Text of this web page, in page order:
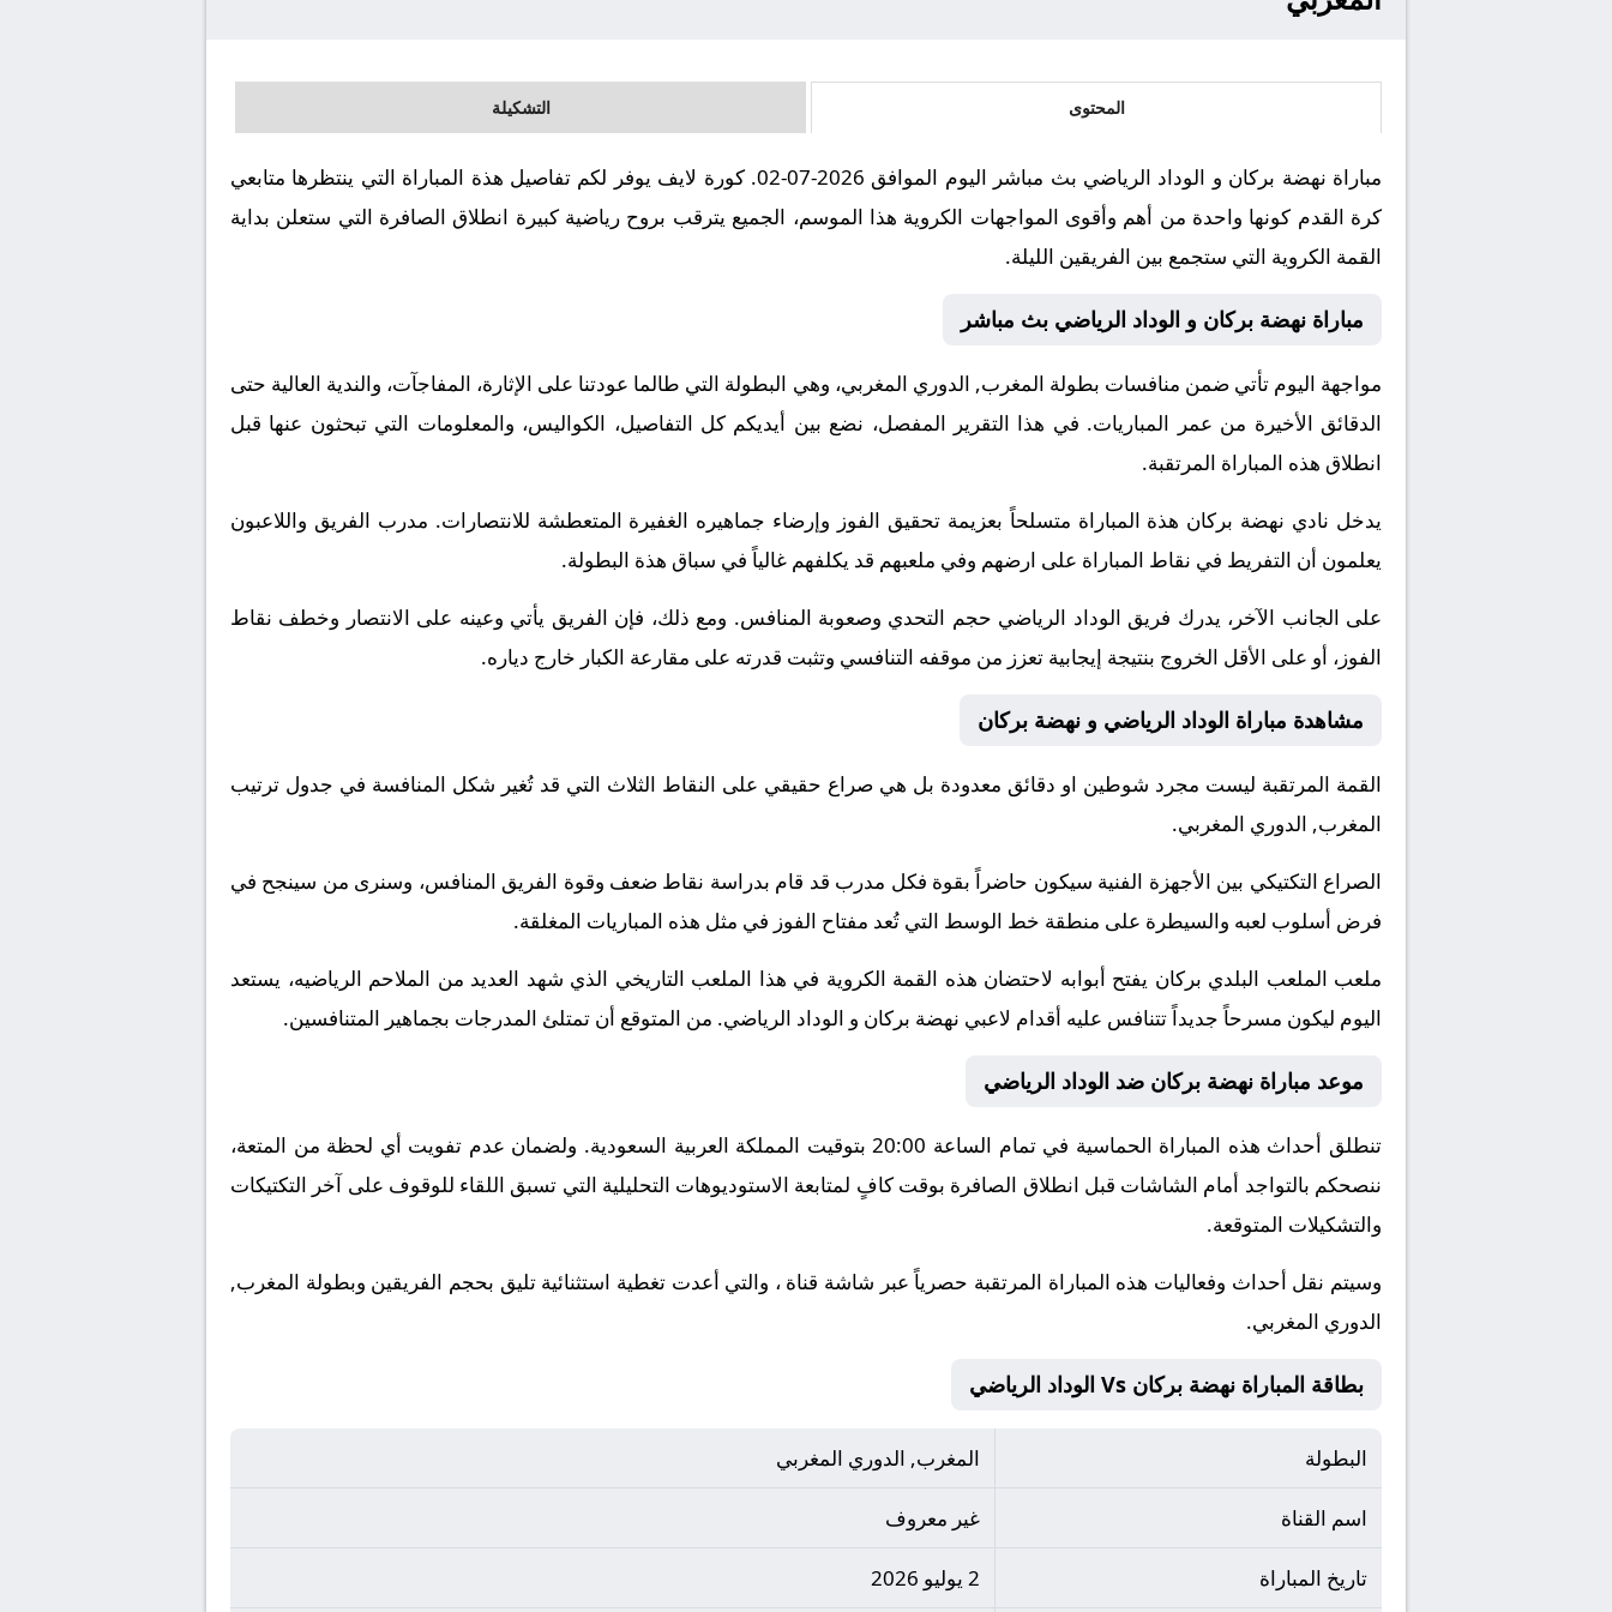
المحتوى التشكيلة
مباراة نهضة بركان و الوداد الرياضي بث مباشر اليوم الموافق 2026-07-02. كورة لايف يوفر لكم تفاصيل هذة المباراة التي ينتظرها متابعي
كرة القدم كونها واحدة من أهم وأقوى المواجهات الكروية هذا الموسم، الجميع يترقب بروح رياضية كبيرة انطلاق الصافرة التي ستعلن بداية
القمة الكروية التي ستجمع بين الفريقين الليلة.
مباراة نهضة بركان و الوداد الرياضي بث مباشر
مواجهة اليوم تأتي ضمن منافسات بطولة المغرب, الدوري المغربي، وهي البطولة التي طالما عودتنا على الإثارة، المفاجآت، والندية العالية حتى
الدقائق الأخيرة من عمر المباريات. في هذا التقرير المفصل، نضع بين أيديكم كل التفاصيل، الكواليس، والمعلومات التي تبحثون عنها قبل
انطلاق هذه المباراة المرتقبة.
يدخل نادي نهضة بركان هذة المباراة متسلحاً بعزيمة تحقيق الفوز وإرضاء جماهيره الغفيرة المتعطشة للانتصارات. مدرب الفريق واللاعبون
يعلمون أن التفريط في نقاط المباراة على ارضهم وفي ملعبهم قد يكلفهم غالياً في سباق هذة البطولة.
على الجانب الآخر، يدرك فريق الوداد الرياضي حجم التحدي وصعوبة المنافس. ومع ذلك، فإن الفريق يأتي وعينه على الانتصار وخطف نقاط
الفوز، أو على الأقل الخروج بنتيجة إيجابية تعزز من موقفه التنافسي وتثبت قدرته على مقارعة الكبار خارج دياره.
مشاهدة مباراة الوداد الرياضي و نهضة بركان
القمة المرتقبة ليست مجرد شوطين او دقائق معدودة بل هي صراع حقيقي على النقاط الثلاث التي قد تُغير شكل المنافسة في جدول ترتيب
المغرب, الدوري المغربي.
الصراع التكتيكي بين الأجهزة الفنية سيكون حاضراً بقوة فكل مدرب قد قام بدراسة نقاط ضعف وقوة الفريق المنافس، وسنرى من سينجح في
فرض أسلوب لعبه والسيطرة على منطقة خط الوسط التي تُعد مفتاح الفوز في مثل هذه المباريات المغلقة.
ملعب الملعب البلدي بركان يفتح أبوابه لاحتضان هذه القمة الكروية في هذا الملعب التاريخي الذي شهد العديد من الملاحم الرياضيه، يستعد
اليوم ليكون مسرحاً جديداً تتنافس عليه أقدام لاعبي نهضة بركان و الوداد الرياضي. من المتوقع أن تمتلئ المدرجات بجماهير المتنافسين.
موعد مباراة نهضة بركان ضد الوداد الرياضي
تنطلق أحداث هذه المباراة الحماسية في تمام الساعة 20:00 بتوقيت المملكة العربية السعودية. ولضمان عدم تفويت أي لحظة من المتعة،
ننصحكم بالتواجد أمام الشاشات قبل انطلاق الصافرة بوقت كافٍ لمتابعة الاستوديوهات التحليلية التي تسبق اللقاء للوقوف على آخر التكتيكات
والتشكيلات المتوقعة.
​وسيتم نقل أحداث وفعاليات هذه المباراة المرتقبة حصرياً عبر شاشة قناة ، والتي أعدت تغطية استثنائية تليق بحجم الفريقين وبطولة المغرب,
الدوري المغربي.
بطاقة المباراة نهضة بركان Vs الوداد الرياضي
البطولة المغرب, الدوري المغربي
اسم القناة غير معروف
تاريخ المباراة 2 يوليو 2026